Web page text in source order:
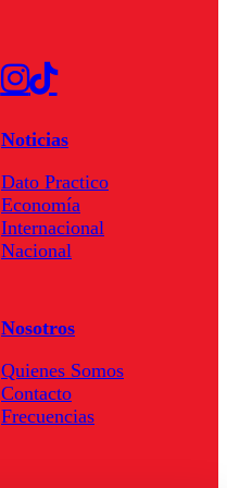
Noticias
Dato Practico
Economía
Internacional
Nacional
Nosotros
Quienes Somos
Contacto
Frecuencias